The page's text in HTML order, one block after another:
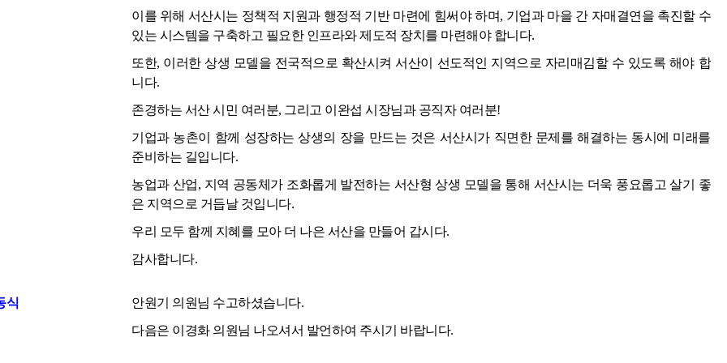
이를 위해 서산시는 정책적 지원과 행정적 기반 마련에 힘써야 하며, 기업과 마을 간 자매결연을 촉진할 수
있는 시스템을 구축하고 필요한 인프라와 제도적 장치를 마련해야 합니다.
또한, 이러한 상생 모델을 전국적으로 확산시켜 서산이 선도적인 지역으로 자리매김할 수 있도록 해야 합
니다.
존경하는 서산 시민 여러분, 그리고 이완섭 시장님과 공직자 여러분!
기업과 농촌이 함께 성장하는 상생의 장을 만드는 것은 서산시가 직면한 문제를 해결하는 동시에 미래를
준비하는 길입니다.
농업과 산업, 지역 공동체가 조화롭게 발전하는 서산형 상생 모델을 통해 서산시는 더욱 풍요롭고 살기 좋
은 지역으로 거듭날 것입니다.
우리 모두 함께 지혜를 모아 더 나은 서산을 만들어 갑시다.
감사합니다.
식
안원기 의원님 수고하셨습니다.
다음은 이경화 의원님 나오셔서 발언하여 주시기 바랍니다.